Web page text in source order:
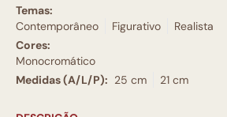
Temas:
Contemporâneo
Figurativo
Realista
Cores:
Monocromático
Medidas (A/L/P): 25 cm 21 cm